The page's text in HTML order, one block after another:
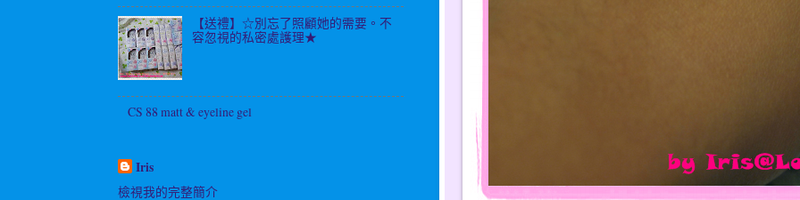
【送禮】☆別忘了照顧她的需要。不
容忽視的私密處護理★
CS 88 matt & eyeline gel
Iris
檢視我的完整簡介